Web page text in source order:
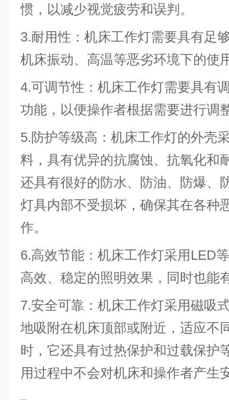
惯，以减少视觉疲劳和误判。
3.耐用性：机床工作灯需要具有足
机床振动、高温等恶劣环境下的使
4.可调节性：机床工作灯需要具有
功能，以便操作者根据需要进行调
5.防护等级高：机床工作灯的外壳
料，具有优异的抗腐蚀、抗氧化和
还具有很好的防水、防油、防爆、
灯具内部不受损坏，确保其在各种
作。
6.高效节能：机床工作灯采用LED
高效、稳定的照明效果，同时也能
7.安全可靠：机床工作灯采用磁吸
地吸附在机床顶部或附近，适应不
时，它还具有过热保护和过载保护
用过程中不会对机床和操作者产生